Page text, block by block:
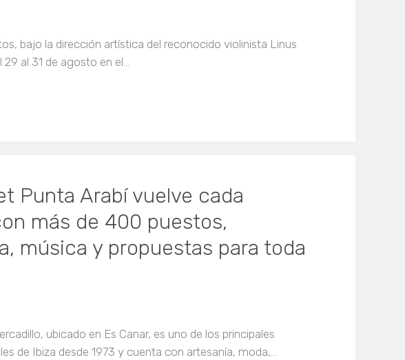
bajo la dirección artística del reconocido violinista Linus
al 31 de agosto en el…
Punta Arabí vuelve cada
más de 400 puestos,
música y propuestas para toda
ubicado en Es Canar, es uno de los principales
de Ibiza desde 1973 y cuenta con artesanía, moda,…